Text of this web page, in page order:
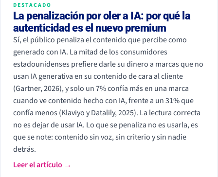
DESTACADO
La penalización por oler a IA: por qué la
autenticidad es el nuevo premium
Sí, el público penaliza el contenido que percibe como
generado con IA. La mitad de los consumidores
estadounidenses prefiere darle su dinero a marcas que no
usan IA generativa en su contenido de cara al cliente
(Gartner, 2026), y solo un 7% confía más en una marca
cuando ve contenido hecho con IA, frente a un 31% que
confía menos (Klaviyo y Datalily, 2025). La lectura correcta
no es dejar de usar IA. Lo que se penaliza no es usarla, es
que se note: contenido sin voz, sin criterio y sin nadie
detrás.
Leer el artículo →